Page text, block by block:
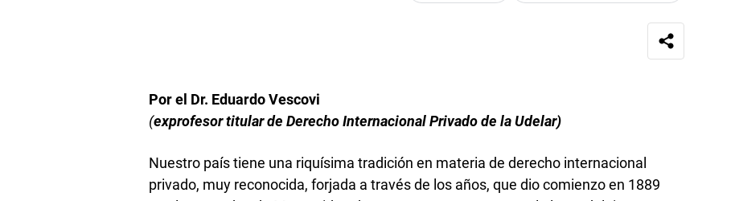
Por el Dr. Eduardo Vescovi
(exprofesor titular deDerecho Internacional Privado de la Udelar)
Nuestro país tiene una riquísima tradición en materia de derecho internacional
privado, muy reconocida, forjada a través de los años, que dio comienzo en 1889